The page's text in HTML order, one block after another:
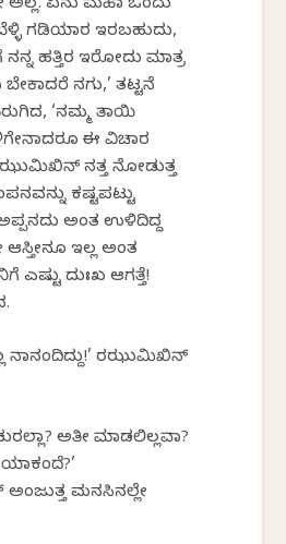
ಅಲ್ಲ. ಏನು ಮಹಾ ಒಂದು
ಗಡಿಯಾರ ಇರಬಹುದು,
ಹತ್ತಿರ ಇರೋದು ಮಾತ್ರ
ನಗು,’ ತಟ್ಟನೆ
‘ನಮ್ಮ ತಾಯಿ
ಈ ವಿಚಾರ
ನತ್ತ ನೋಡುತ್ತ
ಕಷ್ಟಪಟ್ಟು
ಅಂತ ಉಳಿದಿದ್ದ
ಇಲ್ಲ ಅಂತ
ಎಷ್ಟು ದುಃಖ ಆಗತ್ತೆ!
ನಾನಂದಿದ್ದು!’ ರಝುಮಿಖಿನ್
ಅತೀ ಮಾಡಲಿಲ್ಲವಾ?
ಮನಸಿನಲ್ಲೇ